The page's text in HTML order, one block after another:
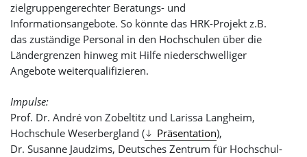
zielgruppengerechter Beratungs- und
Informationsangebote. So könnte das HRK-Projekt z.B.
das zuständige Personal in den Hochschulen über die
Ländergrenzen hinweg mit Hilfe niederschwelliger
Angebote weiterqualifizieren.
Impulse:
Prof. Dr. André von Zobeltitz und Larissa Langheim,
Hochschule Weserbergland (
Präsentation),
Dr. Susanne Jaudzims, Deutsches Zentrum für Hochschul-